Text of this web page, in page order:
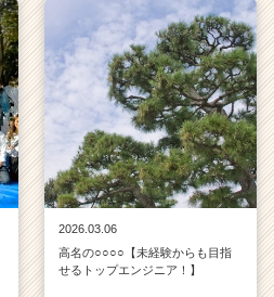
2026.03.06
高名の○○○○【未経験からも目指
せるトップエンジニア！】